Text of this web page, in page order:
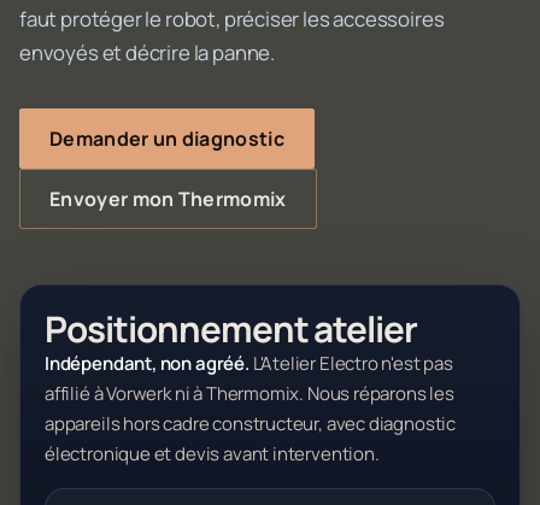
faut protéger le robot, préciser les accessoires
envoyés et décrire la panne.
Demander un diagnostic
Envoyer mon Thermomix
Positionnement atelier
Indépendant, non agréé. L'Atelier Electro n'est pas
affilié à Vorwerk ni à Thermomix. Nous réparons les
appareils hors cadre constructeur, avec diagnostic
électronique et devis avant intervention.